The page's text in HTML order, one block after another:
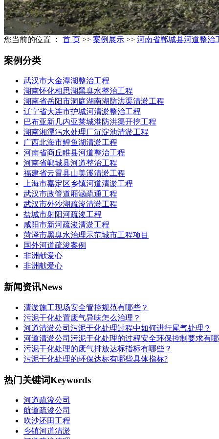
您当前的位置 ： 首 页 >> 案例展示 >> 河南省郸城县河道整治
案例分类
武汉市大金潭湖整治工程
湖南怀化相思湖黑臭水整治工程
湖南省岳阳市洞庭湖南湖防洪渠清淤工程
辽宁省大连市护城河清淤整治工程
巴布亚新几内亚莱城港防洪渠开挖工程
湖南湘潭污水处理厂沉淀池清淤工程
广西北海市鲤鱼湖清淤工程
河南省商丘睢县河道整治工程
河南省郸城县河道整治工程
福建省云霄县山美溪清淤工程
上海市嘉定区乡镇河道清淤工程
武汉市政管道厢涵疏通工程
武汉市外沙湖疏浚清淤工程
盐城市射阳河疏浚工程
咸阳市新河疏浚清淤工程
菏泽市黑臭水治理示范城市工程项目
国外河道疏浚案例
非洲献爱心
非洲献爱心
新闻资讯News
清淤施工现场安全管控规范有哪些？
污泥干化处置废气异味怎么治理？
河道清淤公司污泥干化处理过程中如何进行尾气处理？
河道清淤公司污泥干化处理的过程安全环保控制要求有
污泥干化处理的废气排放达标指标有哪些？
污泥干化处理的环保达标有哪些具体指标?
热门关键词Keywords
河道疏浚公司
航道疏浚公司
吹沙还田工程
乡镇河道清淤